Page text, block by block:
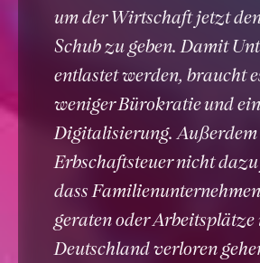
um der Wirtschaft jetzt
Schub zu geben. Damit
entlastet werden, braucht
weniger Bürokratie und
Digitalisierung.
Erbschaftsteuer nicht
dass
geraten oder Arbeitsplätze
Deutschland verloren